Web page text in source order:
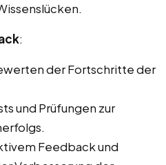
:
der Fortschritte der
und Prüfungen zur
Feedback und